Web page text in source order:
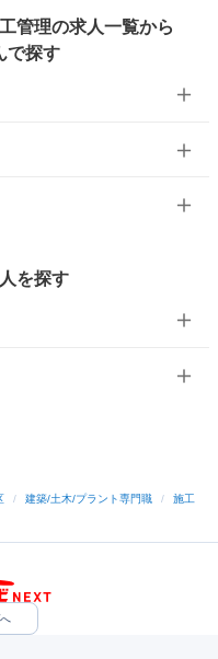
管理の求人一覧から
で探す
を探す
/ 建築/土木/プラント専門職 /
施工